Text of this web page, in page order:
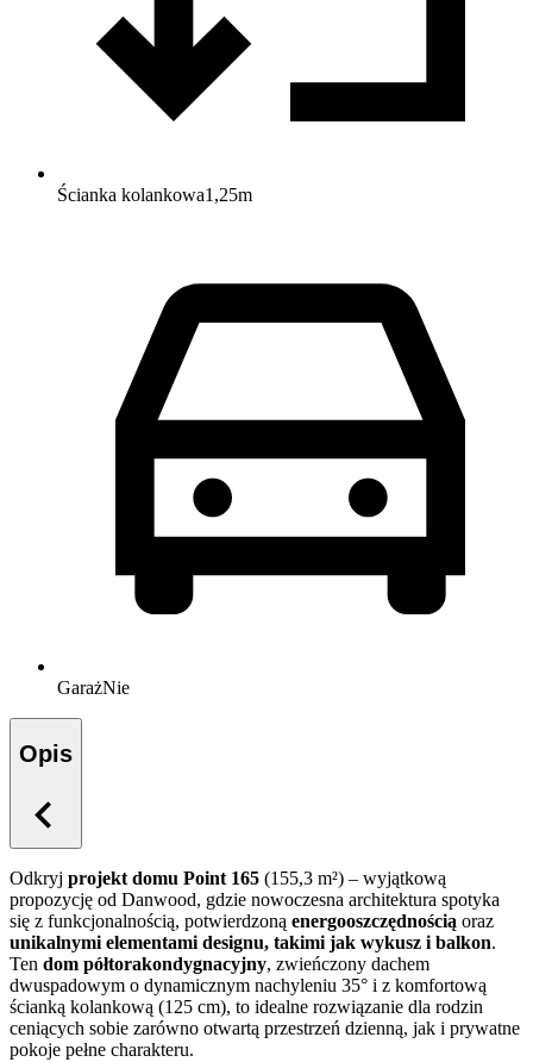
Ścianka kolankowa1,25m
GarażNie
Opis
Odkryj projekt domu Point 165 (155,3 m²) – wyjątkową
propozycję od Danwood, gdzie nowoczesna architektura spotyka
się z funkcjonalnością, potwierdzoną energooszczędnością oraz
unikalnymi elementami designu, takimi jak wykusz i balkon.
Ten dom półtorakondygnacyjny, zwieńczony dachem
dwuspadowym o dynamicznym nachyleniu 35° i z komfortową
ścianką kolankową (125 cm), to idealne rozwiązanie dla rodzin
ceniących sobie zarówno otwartą przestrzeń dzienną, jak i prywatne
pokoje pełne charakteru.